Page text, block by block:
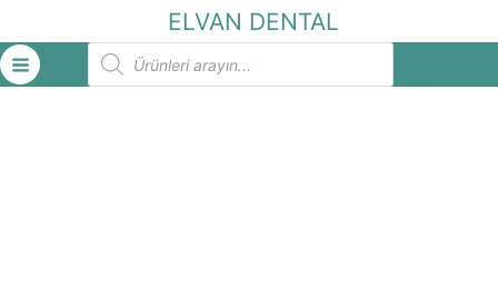
ELVAN DENTAL
Products
search